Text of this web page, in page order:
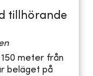
tillhörande
meter från
beläget på